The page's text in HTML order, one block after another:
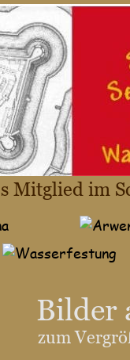
Mitglied im
Bilder
zum